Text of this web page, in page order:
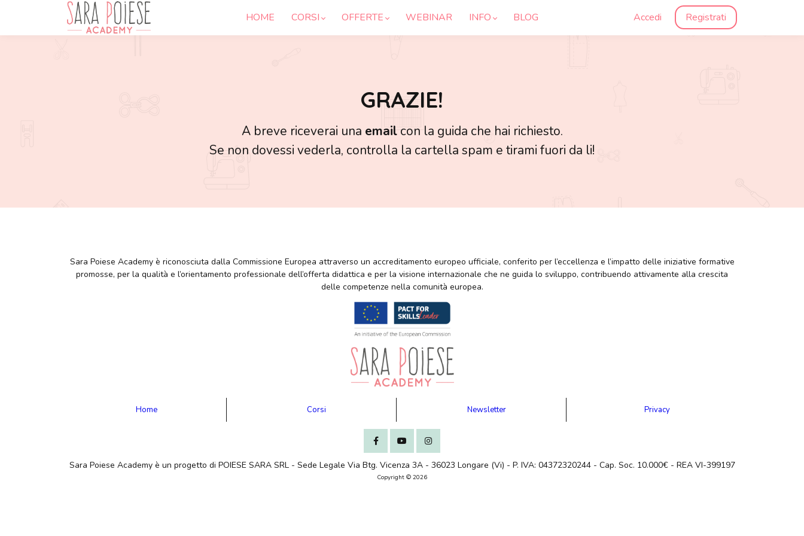
HOME CORSI OFFERTE WEBINAR INFO BLOG Accedi Registrati
GRAZIE!
A breve riceverai una emailcon la guida che hai richiesto.
Se non dovessi vederla, controlla la cartella spam e tirami fuori da li!
Sara Poiese Academy è riconosciuta dalla Commissione Europea attraverso un accreditamento europeo ufficiale, conferito per l’eccellenza e l’impatto delle iniziative formative
promosse, per la qualità e l’orientamento professionale dell’offerta didattica e per la visione internazionale che ne guida lo sviluppo, contribuendo attivamente alla crescita
delle competenze nella comunità europea.
Home Corsi Newsletter Privacy
Sara Poiese Academy è un progetto di POIESE SARA SRL - Sede Legale Via Btg. Vicenza 3A - 36023 Longare (Vi) - P. IVA: 04372320244 - Cap. Soc. 10.000€ - REA VI-399197
Copyright © 2026